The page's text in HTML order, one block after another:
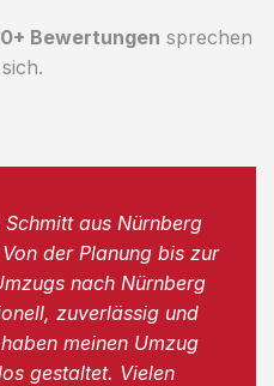
Bewertungen sprechen
aus Nürnberg
der Planung bis zur
nach Nürnberg
zuverlässig und
meinen Umzug
gestaltet. Vielen